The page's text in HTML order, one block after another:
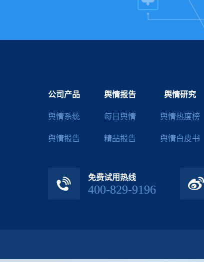
公司产品
舆情系统
舆情报告
舆情报告
每日舆情
精品报告
舆情研究
舆情热度榜
舆情白皮书
免费试用热线
400-829-9196